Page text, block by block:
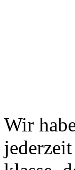
Wir